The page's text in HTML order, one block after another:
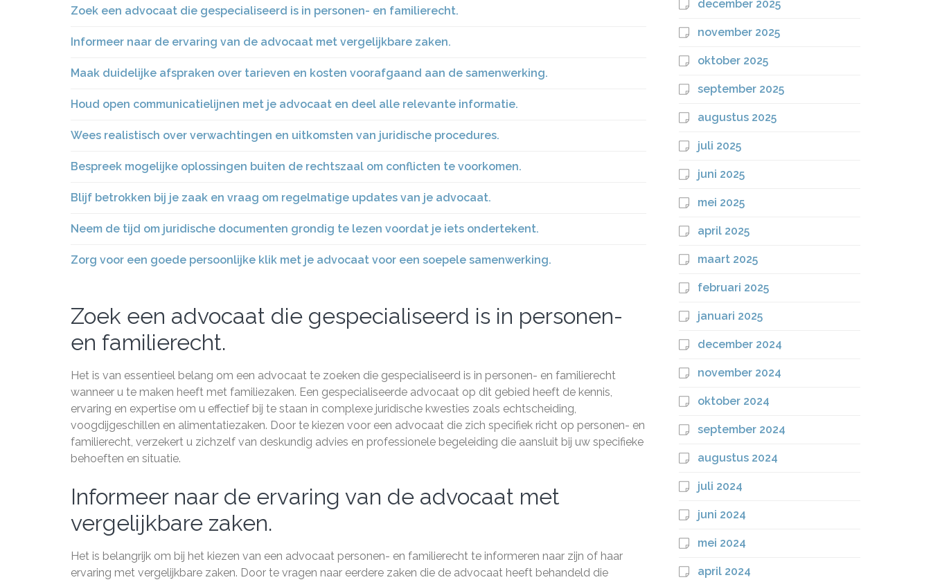
Zoek een advocaat die gespecialiseerd is in personen- en familierecht.
Informeer naar de ervaring van de advocaat met vergelijkbare zaken.
Maak duidelijke afspraken over tarieven en kosten voorafgaand aan de samenwerking.
Houd open communicatielijnen met je advocaat en deel alle relevante informatie.
Wees realistisch over verwachtingen en uitkomsten van juridische procedures.
Bespreek mogelijke oplossingen buiten de rechtszaal om conflicten te voorkomen.
Blijf betrokken bij je zaak en vraag om regelmatige updates van je advocaat.
Neem de tijd om juridische documenten grondig te lezen voordat je iets ondertekent.
Zorg voor een goede persoonlijke klik met je advocaat voor een soepele samenwerking.
Zoek een advocaat die gespecialiseerd is in personen-
en familierecht.
Het is van essentieel belang om een advocaat te zoeken die gespecialiseerd is in personen- en familierecht
wanneer u te maken heeft met familiezaken. Een gespecialiseerde advocaat op dit gebied heeft de kennis,
ervaring en expertise om u effectief bij te staan in complexe juridische kwesties zoals echtscheiding,
voogdijgeschillen en alimentatiezaken. Door te kiezen voor een advocaat die zich specifiek richt op personen- en
familierecht, verzekert u zichzelf van deskundig advies en professionele begeleiding die aansluit bij uw specifieke
behoeften en situatie.
Informeer naar de ervaring van de advocaat met
vergelijkbare zaken.
Het is belangrijk om bij het kiezen van een advocaat personen- en familierecht te informeren naar zijn of haar
ervaring met vergelijkbare zaken. Door te vragen naar eerdere zaken die de advocaat heeft behandeld die
december 2025
november 2025
oktober 2025
september 2025
augustus 2025
juli 2025
juni 2025
mei 2025
april 2025
maart 2025
februari 2025
januari 2025
december 2024
november 2024
oktober 2024
september 2024
augustus 2024
juli 2024
juni 2024
mei 2024
april 2024